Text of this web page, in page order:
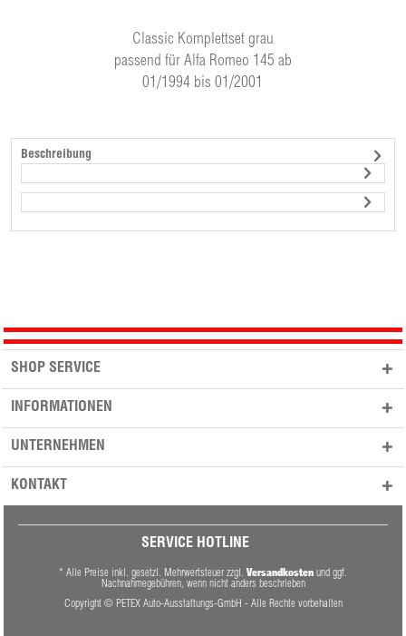
Classic Komplettset grau
passend für Alfa Romeo 145 ab
01/1994 bis 01/2001
Beschreibung
SHOP SERVICE
INFORMATIONEN
UNTERNEHMEN
KONTAKT
SERVICE HOTLINE
* Alle Preise inkl. gesetzl. Mehrwertsteuer zzgl. Versandkosten und ggf.
Nachnahmegebühren, wenn nicht anders beschrieben
Copyright © PETEX Auto-Ausstattungs-GmbH - Alle Rechte vorbehalten